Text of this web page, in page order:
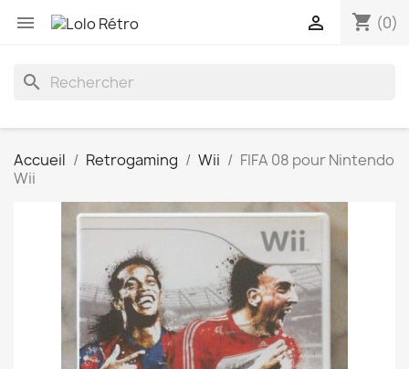
 shopping_cart (0)

search
Accueil Retrogaming Wii
FIFA 08 pour Nintendo
Wii